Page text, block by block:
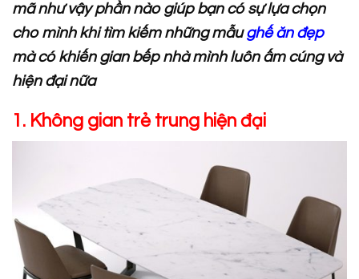
mã như vậy phần nào giúp bạn có sự lựa chọn
cho mình khi tìm kiếm những mẫughế ăn đẹp
mà có khiến gian bếp nhà mình luôn ấm cúng và
hiện đại nữa
1. Không gian trẻ trung hiện đại